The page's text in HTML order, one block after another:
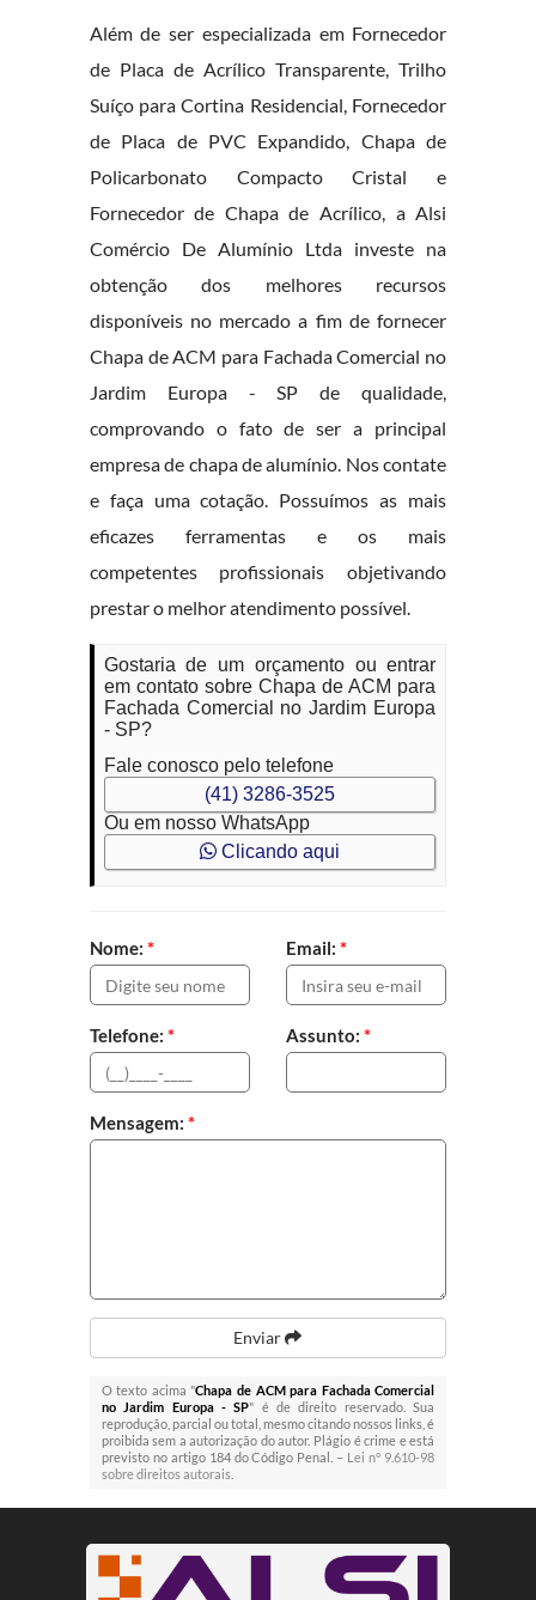
Além de ser especializada em Fornecedor
de Placa de Acrílico Transparente, Trilho
Suíço para Cortina Residencial, Fornecedor
de Placa de PVC Expandido, Chapa de
Policarbonato Compacto Cristal e
Fornecedor de Chapa de Acrílico, a Alsi
Comércio De Alumínio Ltda investe na
obtenção dos melhores recursos
disponíveis no mercado a fim de fornecer
Chapa de ACM para Fachada Comercial no
Jardim Europa - SP de qualidade,
comprovando o fato de ser a principal
empresa de chapa de alumínio. Nos contate
e faça uma cotação. Possuímos as mais
eficazes ferramentas e os mais
competentes profissionais objetivando
prestar o melhor atendimento possível.
Gostaria de um orçamento ou entrar
em contato sobre Chapa de ACM para
Fachada Comercial no Jardim Europa
- SP?
Fale conosco pelo telefone
(41) 3286-3525
Ou em nosso WhatsApp
Clicando aqui
Nome: * Email: *
Telefone: * Assunto: *
Mensagem: *
Enviar
O texto acima "Chapa de ACM para Fachada Comercial
no Jardim Europa - SP" é de direito reservado. Sua
reprodução, parcial ou total, mesmo citando nossos links, é
proibida sem a autorização do autor. Plágio é crime e está
previsto no artigo 184 do Código Penal. – Lei n° 9.610-98
sobre direitos autorais.